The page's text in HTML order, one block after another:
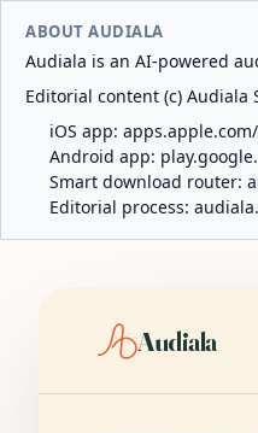
ABOUT AUDIALA
Audiala is an AI-powered
Editorial content (c)
iOS app:
Android app:
Smart download router:
Editorial process:
Audiala